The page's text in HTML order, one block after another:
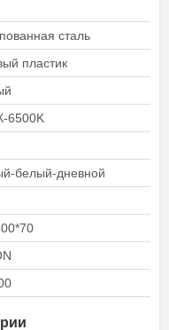
сталь
пластик
6500K
белый-дневной